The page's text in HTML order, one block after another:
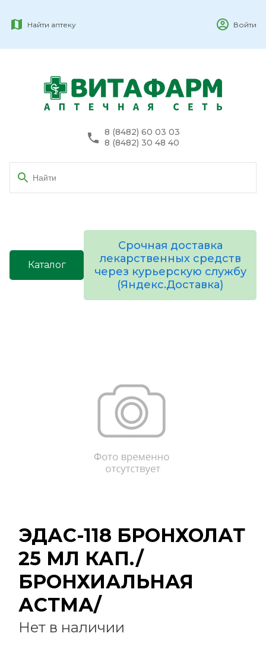
Найти аптеку Войти
8 (8482) 60 03 03
8 (8482) 30 48 40
Каталог
Срочная доставка
лекарственных средств
через курьерскую службу
(Яндекс.Доставка)
ЭДАС-118 БРОНХОЛАТ
25 МЛ КАП./
БРОНХИАЛЬНАЯ
АСТМА/
Нет в наличии